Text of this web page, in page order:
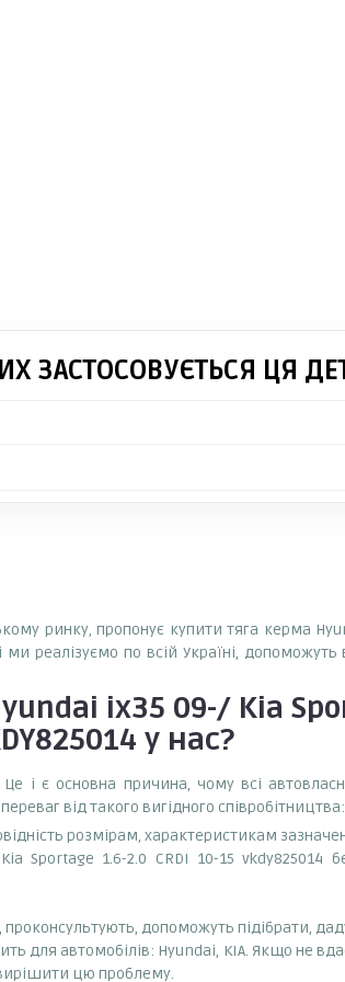
ЗАСТОСОВУЄТЬСЯ ЦЯ
ринку, пропонує купити тяга керма
реалізуємо по всій Україні,
ix35 09-/ Kia
у нас?
і є основна причина, чому всі
від такого вигідного співробітництва:
розмірам, характеристикам
1.6-2.0 CRDI 10-15 vkdy825014
допоможуть підібрати,
для автомобілів: Hyundai, KIA. Якщо не
цю проблему.